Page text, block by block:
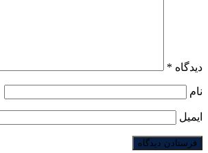
دیدگاه *
نام
ایمیل